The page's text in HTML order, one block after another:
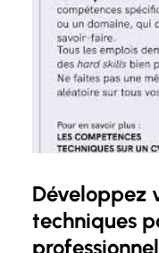
Développez
techniques